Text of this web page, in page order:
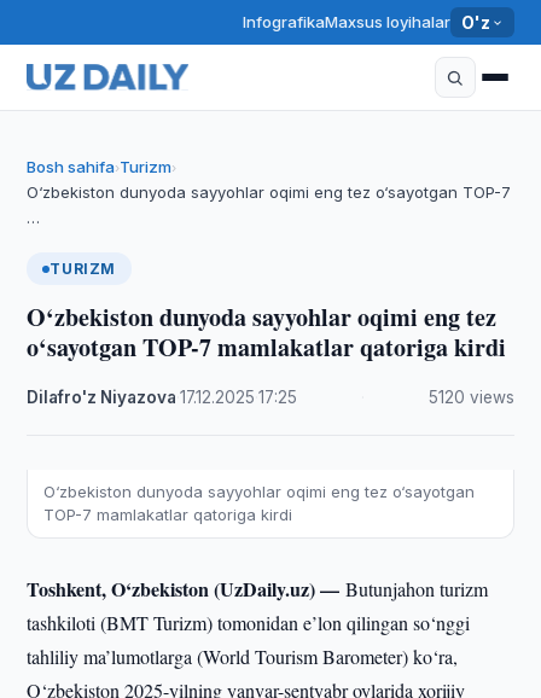
InfografikaMaxsus loyihalar O'z
Bosh sahifa›Turizm›
O‘zbekiston dunyoda sayyohlar oqimi eng tez o‘sayotgan TOP-7
…
TURIZM
O‘zbekiston dunyoda sayyohlar oqimi eng tez
o‘sayotgan TOP-7 mamlakatlar qatoriga kirdi
Dilafro'z Niyazova ·17.12.2025 ·17:25 5120 views
O‘zbekiston dunyoda sayyohlar oqimi eng tez o‘sayotgan
TOP-7 mamlakatlar qatoriga kirdi
Toshkent, O‘zbekiston (UzDaily.uz) —Butunjahon turizm
tashkiloti (BMT Turizm) tomonidan e’lon qilingan so‘nggi
tahliliy ma’lumotlarga (World Tourism Barometer) ko‘ra,
O‘zbekiston 2025-yilning yanvar-sentyabr oylarida xorijiy